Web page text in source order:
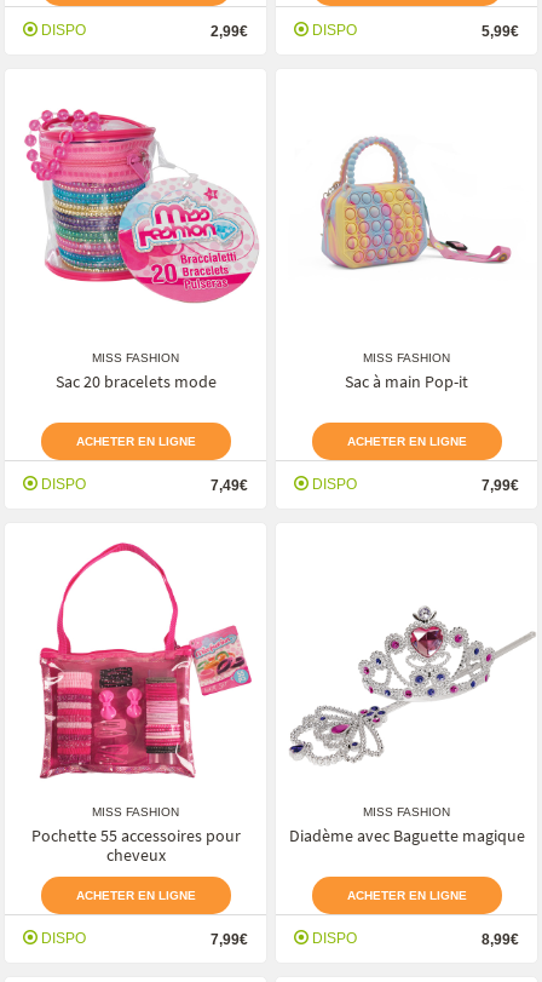
DISPO 2,99€ DISPO 5,99€
MISS FASHION
Sac 20 bracelets mode
ACHETER EN LIGNE
DISPO 7,49€
MISS FASHION
Sac à main Pop-it
ACHETER EN LIGNE
DISPO 7,99€
MISS FASHION
Pochette 55 accessoires pour
cheveux
ACHETER EN LIGNE
DISPO 7,99€
MISS FASHION
Diadème avec Baguette magique
ACHETER EN LIGNE
DISPO 8,99€